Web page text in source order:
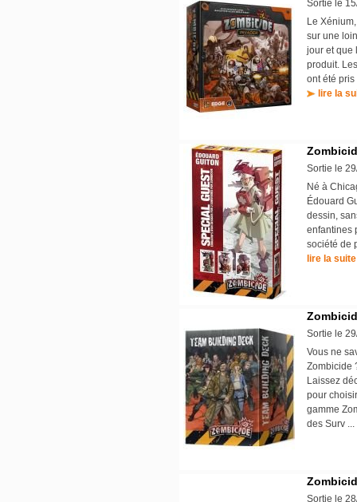
Sortie le
Le
sur une
jour et que
produit.
ont été
lire la
Sortie le
Né à
Édouard
dessin,
enfantines
société de
lire la suite
Sortie le
Vous ne
Zombicide
Laissez
pour
gamme
des Surv
Sortie le